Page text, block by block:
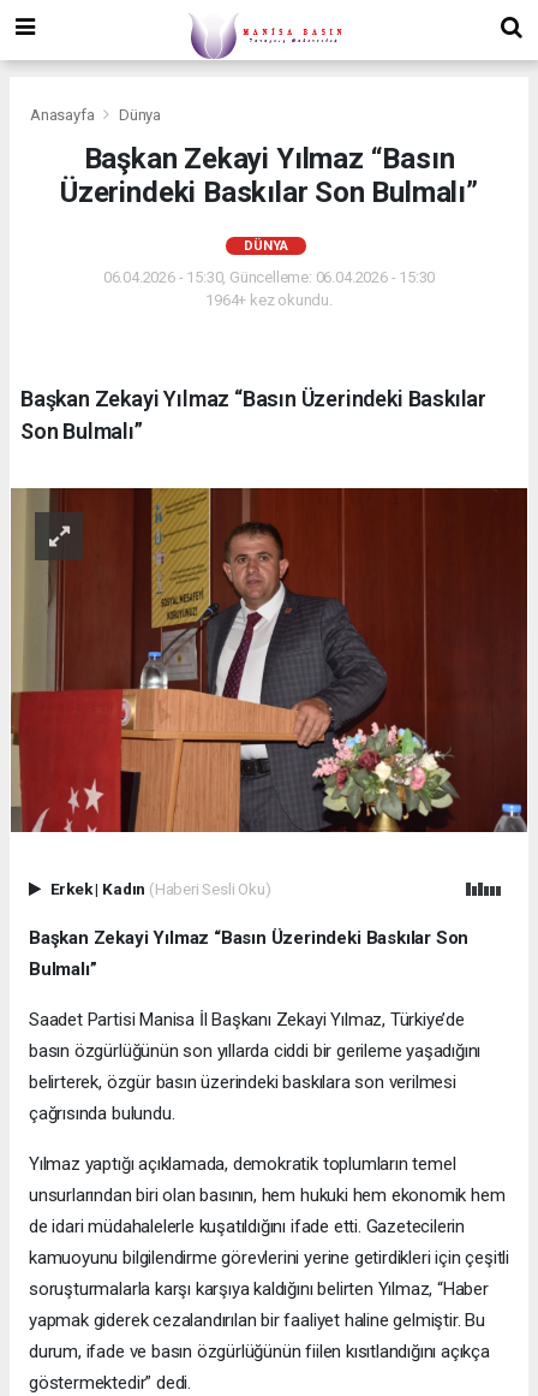
Anasayfa Dünya
Başkan Zekayi Yılmaz “Basın
Üzerindeki Baskılar Son Bulmalı”
DÜNYA
06.04.2026 - 15:30, Güncelleme: 06.04.2026 - 15:30
1964+ kez okundu.
Başkan Zekayi Yılmaz “Basın Üzerindeki Baskılar
Son Bulmalı”
Erkek| Kadın (Haberi Sesli Oku)
Başkan Zekayi Yılmaz “Basın Üzerindeki Baskılar Son
Bulmalı”
Saadet Partisi Manisa İl Başkanı Zekayi Yılmaz, Türkiye’de
basın özgürlüğünün son yıllarda ciddi bir gerileme yaşadığını
belirterek, özgür basın üzerindeki baskılara son verilmesi
çağrısında bulundu.
Yılmaz yaptığı açıklamada, demokratik toplumların temel
unsurlarından biri olan basının, hem hukuki hem ekonomik hem
de idari müdahalelerle kuşatıldığını ifade etti. Gazetecilerin
kamuoyunu bilgilendirme görevlerini yerine getirdikleri için çeşitli
soruşturmalarla karşı karşıya kaldığını belirten Yılmaz, “Haber
yapmak giderek cezalandırılan bir faaliyet haline gelmiştir. Bu
durum, ifade ve basın özgürlüğünün fiilen kısıtlandığını açıkça
göstermektedir” dedi.